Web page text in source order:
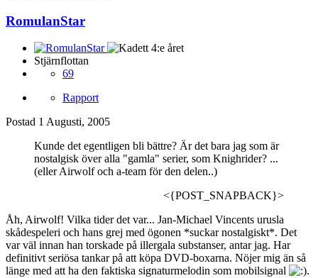
RomulanStar
Stjärnflottan
69
Rapport
Postad 1 Augusti, 2005
Kunde det egentligen bli bättre? Är det bara jag som är
nostalgisk över alla "gamla" serier, som Knighrider? ...
(eller Airwolf och a-team för den delen..)
<{POST_SNAPBACK}>
Åh, Airwolf! Vilka tider det var... Jan-Michael Vincents urusla
skådespeleri och hans grej med ögonen *suckar nostalgiskt*. Det
var väl innan han torskade på illergala substanser, antar jag. Har
definitivt seriösa tankar på att köpa DVD-boxarna. Nöjer mig än så
länge med att ha den faktiska signaturmelodin som mobilsignal
.